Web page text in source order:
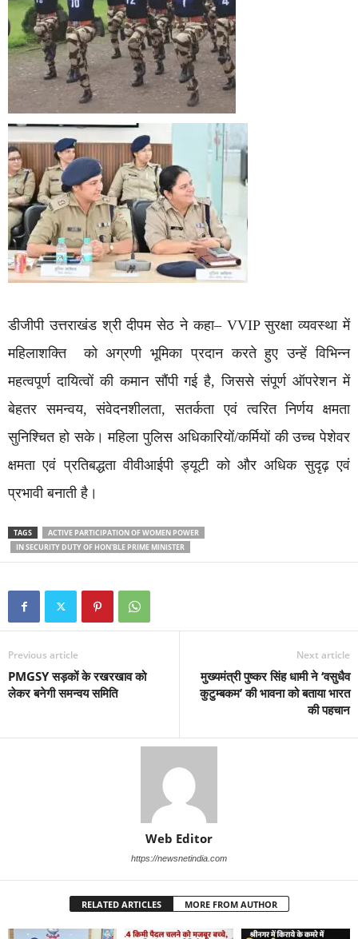
डीजीपी उत्तराखंड श्री दीपम सेठ ने कहा– VVIP सुरक्षा व्यवस्था में
महिलाशक्ति को अग्रणी भूमिका प्रदान करते हुए उन्हें विभिन्न
महत्वपूर्ण दायित्वों की कमान सौंपी गई है, जिससे संपूर्ण ऑपरेशन में
बेहतर समन्वय, संवेदनशीलता, सतर्कता एवं त्वरित निर्णय क्षमता
सुनिश्चित हो सके। महिला पुलिस अधिकारियों/कर्मियों की उच्च पेशेवर
क्षमता एवं प्रतिबद्धता वीवीआईपी ड्यूटी को और अधिक सुदृढ़ एवं
प्रभावी बनाती है।
TAGS
ACTIVE PARTICIPATION OF WOMEN POWER
IN SECURITY DUTY OF HON'BLE PRIME MINISTER
Previous article
PMGSY सड़कों के रखरखाव को
लेकर बनेगी समन्वय समिति
Next article
मुख्यमंत्री पुष्कर सिंह धामी ने ‘वसुधैव
कुटुम्बकम’ की भावना को बताया भारत
की पहचान
Web Editor
https://newsnetindia.com
RELATED ARTICLES MORE FROM AUTHOR